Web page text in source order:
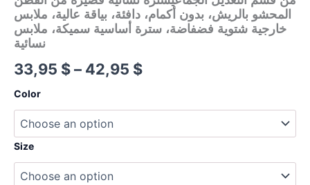
المحشو بالريش، بدون أكمام، دافئة، بياقة عالية، ملابس
خارجية شتوية فضفاضة، سترة أساسية سميكة، ملابس
نسائية
33,95 $– 42,95 $Price
through
42,95 $
Color
Size